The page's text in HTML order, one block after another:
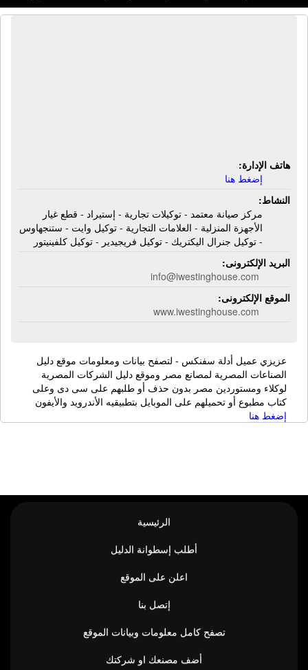
هاتف الإدارة:
إضغط هنا
النشاط:
مركز صيانة معتمد - توكيلات تجارية - إستيراد - قطع غيار
الأجهزة المنزلية - العلامات التجارية - توكيل وايت - ستنجهاوس
- توكيل جنرال اليكتريك - توكيل فريجيدير - توكيل كلفينيتور
البريد الإلكترونى:
info@iwestinghouse.com
الموقع الإلكترونى:
www.iwestinghouse.com
عزيزي عميل أدلة سفنكس - لتصفح بيانات ومعلومات موقع دليل
الصناعات المصرية لمصانع مصر وموقع دليل الشركات المصرية
لوكلاء ومستوردين مصر بدون حذف أو طلبهم على سى دى وعلى
كتاب مطبوع أو تحميلهم على الموبايل بتطبيقيه الأندرويد والأيفون
إضغط هنا
الرئيسية
أطلب إسطوانة الدليل
اعلن على الموقع
إتصل بنا
تصفح كامل معلومات وبيانات الموقع
أضف مصنعك او شركتك